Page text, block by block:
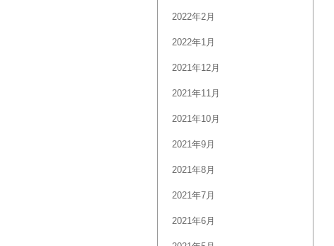
2022年2月
2022年1月
2021年12月
2021年11月
2021年10月
2021年9月
2021年8月
2021年7月
2021年6月